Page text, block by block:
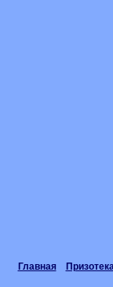
Главная